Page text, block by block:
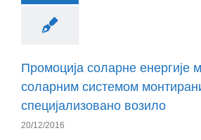
Промоција соларне енергије
соларним системом
специјализовано возило
20/12/2016